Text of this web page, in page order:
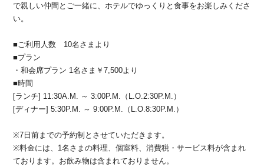
で親しい仲間とご一緒に、ホテルでゆっくりと食事をお楽しみくださ
い。
■ご利用人数 10名さまより
■プラン
・和会席プラン 1名さま￥7,500より
■時間
[ランチ] 11:30A.M. ～ 3:00P.M.（L.O.2:30P.M.）
[ディナー] 5:30P.M. ～ 9:00P.M.（L.O.8:30P.M.）
※7日前までの予約制とさせていただきます。
※料金には、1名さまの料理、個室料、消費税・サービス料が含まれ
ております。お飲み物は含まれておりません。